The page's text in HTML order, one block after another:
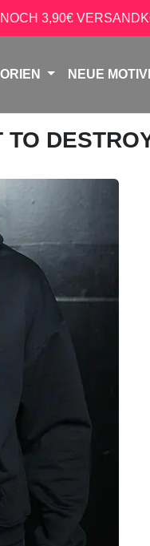
3,90€
NEUE
TO